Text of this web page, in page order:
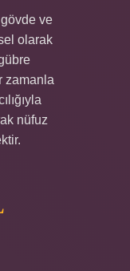
ve
olarak
zamanla
nüfuz